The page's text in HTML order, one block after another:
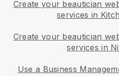
Create your beautician
services in
Create your beautician
services in
Use a Business